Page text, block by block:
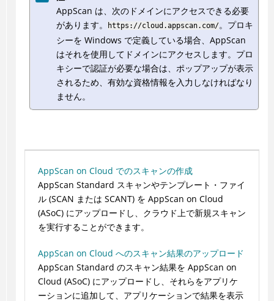
AppScan は、次のドメインにアクセスできる必要
があります。
https://cloud.appscan.com/。プロキ
シーを Windows で定義している場合、AppScan
はそれを使用してドメインにアクセスします。プロ
キシーで認証が必要な場合は、ポップアップが表示
されるため、有効な資格情報を入力しなければなり
ません。
AppScan on Cloud でのスキャンの作成
AppScan Standard スキャンやテンプレート・ファイ
ル (SCAN または SCANT) を AppScan on Cloud
(ASoC) にアップロードし、クラウド上で新規スキャン
を実行することができます。
AppScan on Cloud へのスキャン結果のアップロード
AppScan Standard のスキャン結果を AppScan on
Cloud (ASoC) にアップロードし、それらをアプリケ
ーションに追加して、アプリケーションで結果を表示